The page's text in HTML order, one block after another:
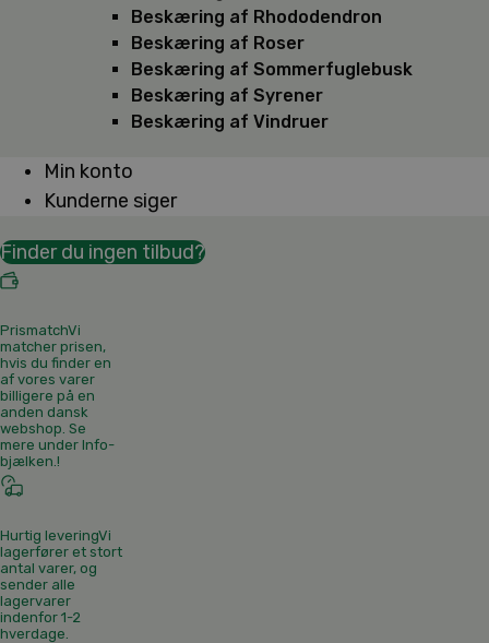
Beskæring af Rhododendron
Beskæring af Roser
Beskæring af Sommerfuglebusk
Beskæring af Syrener
Beskæring af Vindruer
Min konto
Kunderne siger
Finder du ingen tilbud?
PrismatchVi
matcher prisen,
hvis du finder en
af vores varer
billigere på en
anden dansk
webshop. Se
mere under Info-
bjælken.!
Hurtig leveringVi
lagerfører et stort
antal varer, og
sender alle
lagervarer
indenfor 1-2
hverdage.